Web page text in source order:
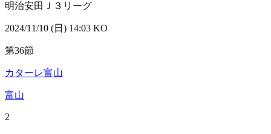
明治安田Ｊ３リーグ
2024/11/10 (日) 14:03 KO
第36節
カターレ富山
富山
2